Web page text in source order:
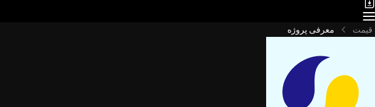
قیمت معرفی پروژه